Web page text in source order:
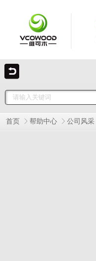
首页 帮助中心 公司风采